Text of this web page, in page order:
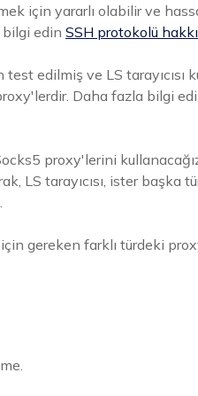
için yararlı olabilir ve
bilgi edin SSH protokolü
edilmiş ve LS tarayıcısı
Daha fazla bilgi
proxy'lerini
LS tarayıcısı, ister başka
.
için gereken farklı türdeki